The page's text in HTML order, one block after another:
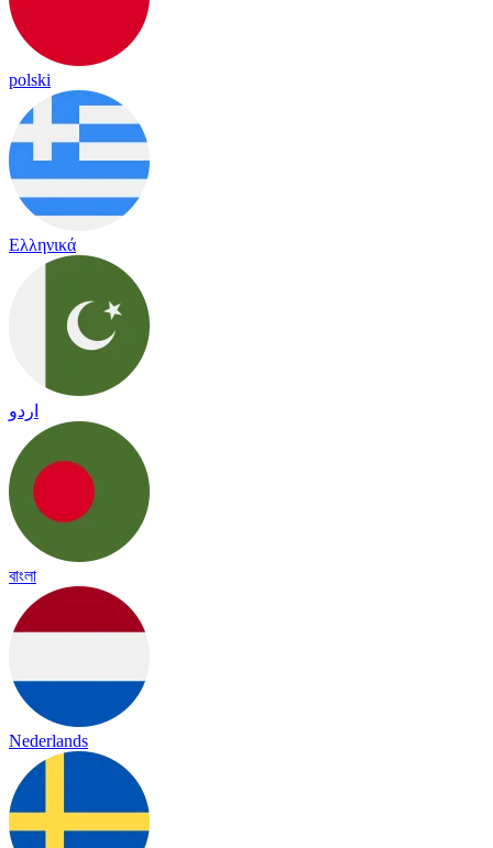
polski
Ελληνικά
اردو
বাংলা
Nederlands